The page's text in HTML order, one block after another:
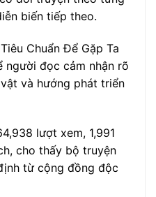
biến tiếp theo.
Chuẩn Để Gặp Ta
người đọc cảm nhận rõ
và hướng phát triển
lượt xem, 1,991
cho thấy bộ truyện
từ cộng đồng độc